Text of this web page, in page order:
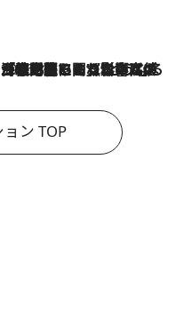
2026.8.3
「住宅建てられない…」「サーチャージ料の高値が続いている」ホルムズ海峡封鎖による影響はいつまで続く？《エネルギー専門家に聞く“どうなる日本の暮らし”》
ン TOP